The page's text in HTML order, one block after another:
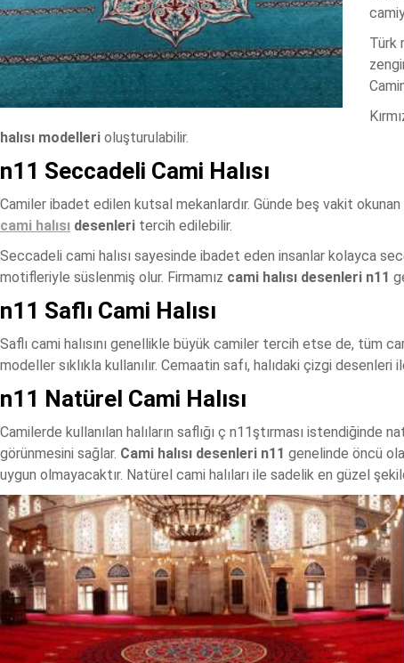
Türk
halısı modelleri oluşturulabilir.
n11 Seccadeli Cami Halısı
Camiler ibadet edilen kutsal mekanlardır. Günde beş vakit
cami halısı desenleri tercih edilebilir.
Seccadeli cami halısı sayesinde ibadet eden insanlar kolayca
motifleriyle süslenmiş olur. Firmamız cami halısı desenleri n11
n11 Saflı Cami Halısı
Saflı cami halısını genellikle büyük camiler tercih etse de, tüm
modeller sıklıkla kullanılır. Cemaatin safı, halıdaki çizgi desenleri
n11 Natürel Cami Halısı
Camilerde kullanılan halıların saflığı ç n11ştırması istendiğinde
görünmesini sağlar. Cami halısı desenleri n11 genelinde öncü
uygun olmayacaktır. Natürel cami halıları ile sadelik en güzel